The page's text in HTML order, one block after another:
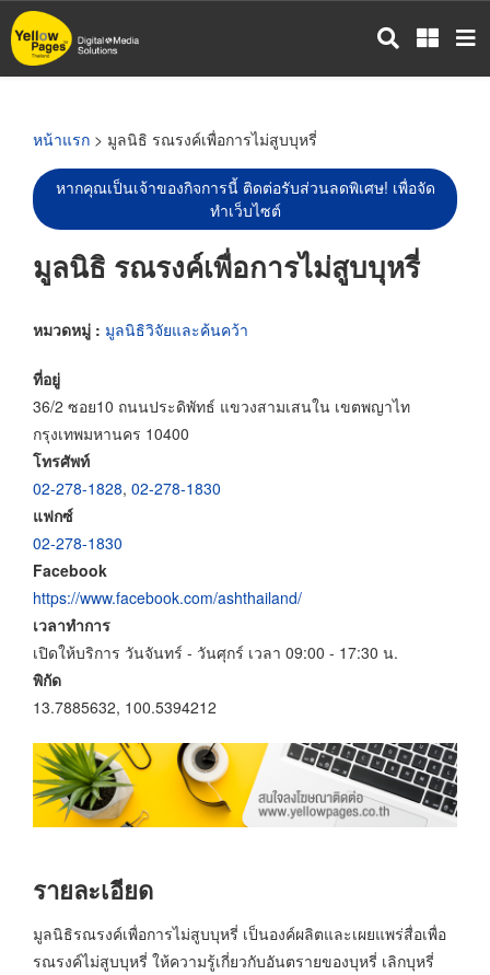
ข้าม
ไป
หน้าแรก > มูลนิธิ รณรงค์เพื่อการไม่สูบบุหรี่
หากคุณเป็นเจ้าของกิจการนี้ ติดต่อรับส่วนลดพิเศษ! เพื่อจัด
ทำเว็บไซต์
มูลนิธิ รณรงค์เพื่อการไม่สูบบุหรี่
หมวดหมู่ : มูลนิธิวิจัยและค้นคว้า
ที่อยู่
36/2 ซอย10 ถนนประดิพัทธ์ แขวงสามเสนใน เขตพญาไท
กรุงเทพมหานคร 10400
โทรศัพท์
02-278-1828, 02-278-1830
แฟกซ์
02-278-1830
Facebook
https://www.facebook.com/ashthailand/
เวลาทำการ
เปิดให้บริการ วันจันทร์ - วันศุกร์ เวลา 09:00 - 17:30 น.
พิกัด
13.7885632, 100.5394212
รายละเอียด
มูลนิธิรณรงค์เพื่อการไม่สูบบุหรี่ เป็นองค์ผลิตและเผยแพร่สื่อเพื่อ
รณรงค์ไม่สูบบุหรี่ ให้ความรู้เกี่ยวกับอันตรายของบุหรี่ เลิกบุหรี่